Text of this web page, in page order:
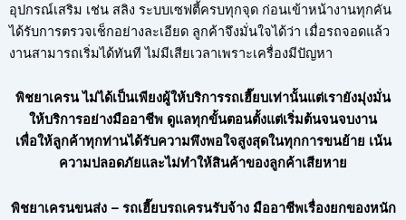
อุปกรณ์เสริม เช่น สลิง ระบบเซฟตี้ครบทุกจุด ก่อนเข้าหน้างานทุกคัน
ได้รับการตรวจเช็กอย่างละเอียด ลูกค้าจึงมั่นใจได้ว่า เมื่อรถจอดแล้ว
งานสามารถเริ่มได้ทันที ไม่มีเสียเวลาเพราะเครื่องมีปัญหา
พิชยาเครน ไม่ได้เป็นเพียงผู้ให้บริการรถเฮี๊ยบเท่านั้นแต่เรายังมุ่งมั่น
ให้บริการอย่างมืออาชีพ ดูแลทุกขั้นตอนตั้งแต่เริ่มต้นจนจบงาน
เพื่อให้ลูกค้าทุกท่านได้รับความพึงพอใจสูงสุดในทุกการขนย้าย เน้น
ความปลอดภัยและไม่ทำให้สินค้าของลูกค้าเสียหาย
พิชยาเครนขนส่ง – รถเฮี๊ยบรถเครนรับจ้าง มืออาชีพเรื่องยกของหนัก